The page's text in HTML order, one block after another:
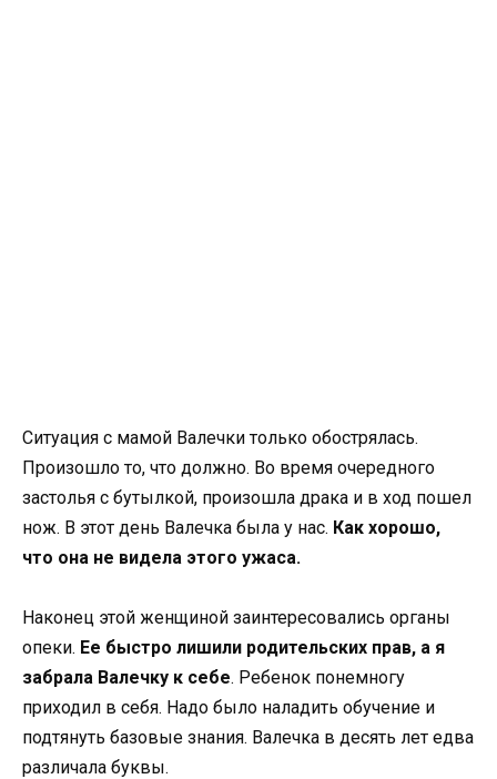
Ситуация с мамой Валечки только обострялась.
Произошло то, что должно. Во время очередного
застолья с бутылкой, произошла драка и в ход пошел
нож. В этот день Валечка была у нас. Как хорошо,
что она не видела этого ужаса.
Наконец этой женщиной заинтересовались органы
опеки. Ее быстро лишили родительских прав, а я
забрала Валечку к себе. Ребенок понемногу
приходил в себя. Надо было наладить обучение и
подтянуть базовые знания. Валечка в десять лет едва
различала буквы.